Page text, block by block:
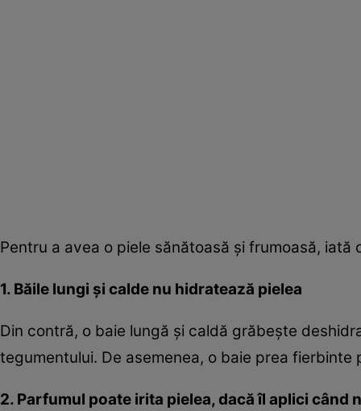
Pentru a avea o piele sănătoasă şi frumoasă,
1. Băile lungi şi calde nu hidratează pielea
Din contră, o baie lungă şi caldă grăbeşte
tegumentului. De asemenea, o baie prea
2. Parfumul poate irita pielea, dacă îl aplici când